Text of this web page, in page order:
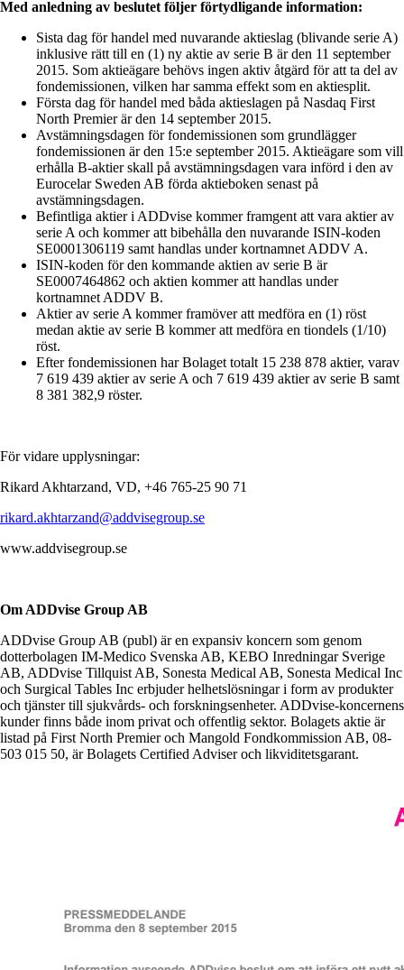
Med anledning av beslutet följer förtydligande information:
Sista dag för handel med nuvarande aktieslag (blivande serie A)
inklusive rätt till en (1) ny aktie av serie B är den 11 september
2015. Som aktieägare behövs ingen aktiv åtgärd för att ta del av
fondemissionen, vilken har samma effekt som en aktiesplit.
Första dag för handel med båda aktieslagen på Nasdaq First
North Premier är den 14 september 2015.
Avstämningsdagen för fondemissionen som grundlägger
fondemissionen är den 15:e september 2015. Aktieägare som vill
erhålla B-aktier skall på avstämningsdagen vara införd i den av
Eurocelar Sweden AB förda aktieboken senast på
avstämningsdagen.
Befintliga aktier i ADDvise kommer framgent att vara aktier av
serie A och kommer att bibehålla den nuvarande ISIN-koden
SE0001306119 samt handlas under kortnamnet ADDV A.
ISIN-koden för den kommande aktien av serie B är
SE0007464862 och aktien kommer att handlas under
kortnamnet ADDV B.
Aktier av serie A kommer framöver att medföra en (1) röst
medan aktie av serie B kommer att medföra en tiondels (1/10)
röst.
Efter fondemissionen har Bolaget totalt 15 238 878 aktier, varav
7 619 439 aktier av serie A och 7 619 439 aktier av serie B samt
8 381 382,9 röster.
För vidare upplysningar:
Rikard Akhtarzand, VD, +46 765-25 90 71
rikard.akhtarzand@addvisegroup.se
www.addvisegroup.se
Om ADDvise Group AB
ADDvise Group AB (publ) är en expansiv koncern som genom
dotterbolagen IM-Medico Svenska AB, KEBO Inredningar Sverige
AB, ADDvise Tillquist AB, Sonesta Medical AB, Sonesta Medical Inc
och Surgical Tables Inc erbjuder helhetslösningar i form av produkter
och tjänster till sjukvårds- och forskningsenheter. ADDvise-koncernens
kunder finns både inom privat och offentlig sektor. Bolagets aktie är
listad på First North Premier och Mangold Fondkommission AB, 08-
503 015 50, är Bolagets Certified Adviser och likviditetsgarant.